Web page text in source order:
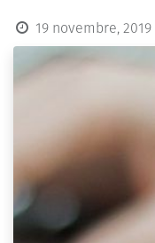
19 novembre, 2019